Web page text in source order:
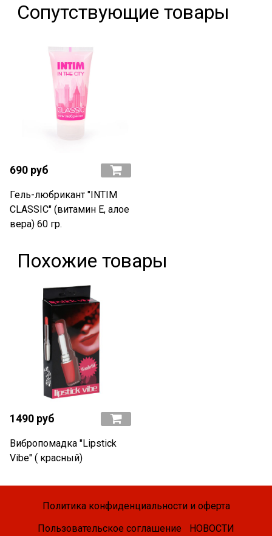
Сопутствующие товары
690 руб
Гель-любрикант "INTIM
CLASSIC" (витамин Е, алое
вера) 60 гр.
Похожие товары
1490 руб
Вибропомадка "Lipstick
Vibe" ( красный)
Политика конфиденциальности и оферта
Пользовательское соглашение
НОВОСТИ